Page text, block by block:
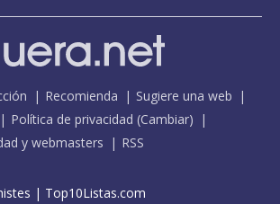
Recomienda
Sugiere una web
Política de privacidad (Cambiar)
y webmasters RSS
| Top10Listas.com